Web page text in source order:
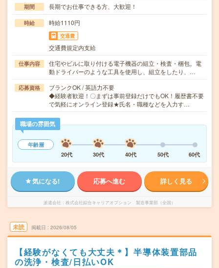
期間 長期でお仕事できる方、大歓迎！
時給 時給1110円
交通費
交通費規定内支給
仕事内容
住宅やビルに取り付ける電子機器の組立・検査・梱包。電
動ドライバーのような工具を使用し、組立をしたり、…
応募資格
ブランクOK / 英語力不要
◆経験者歓迎！〇まずは事前登録だけでもOK！履歴書不要
で気軽にオンライン登録★氏名・職種などを入力す…
職場の雰囲気
年齢層
20代
30代 40代 50代 60代
気になる! 応募へ進む 詳しく見る
派遣会社 株式会社綜合キャリアオプション 製造事業部（全国）
未読 掲載日 2026/08/05
【経験がなくても大丈夫＊】半導体装置部品
の洗浄・検査/日払いOK